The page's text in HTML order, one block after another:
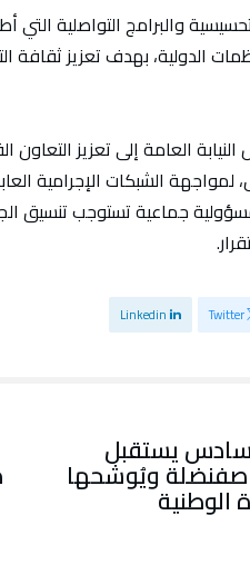
والبرامج التواصلية
الدولية، بهدف تعزيز ثقافة
العامة إلى تعزيز
لمواجهة الشبكات الإجرامية
جماعية تستوجب تنسيق
Twitter
Linkedin
يستقبل
صفنضلة ويُوشحها
الوطنية